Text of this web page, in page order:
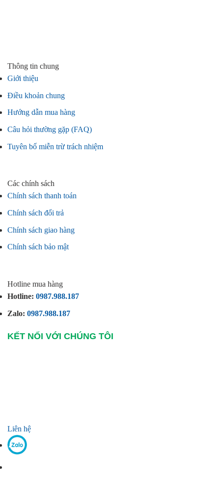
Thông tin chung
Giới thiệu
Điều khoản chung
Hướng dẫn mua hàng
Câu hỏi thường gặp (FAQ)
Tuyên bố miễn trừ trách nhiệm
Các chính sách
Chính sách thanh toán
Chính sách đổi trả
Chính sách giao hàng
Chính sách bảo mật
Hotline mua hàng
Hotline: 0987.988.187
Zalo: 0987.988.187
KẾT NỐI VỚI CHÚNG TÔI
Liên hệ